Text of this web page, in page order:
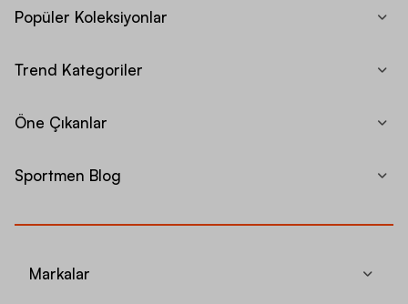
Popüler Koleksiyonlar
Trend Kategoriler
Öne Çıkanlar
Sportmen Blog
Markalar